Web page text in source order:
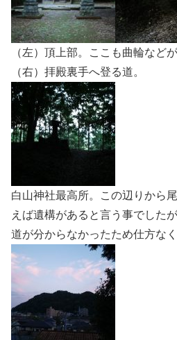
（左）頂上部。ここも曲輪など
（右）拝殿裏手へ登る道。
白山神社最高所。この辺りから
えば遺構があると言う事でした
道が分からなかったため仕方な